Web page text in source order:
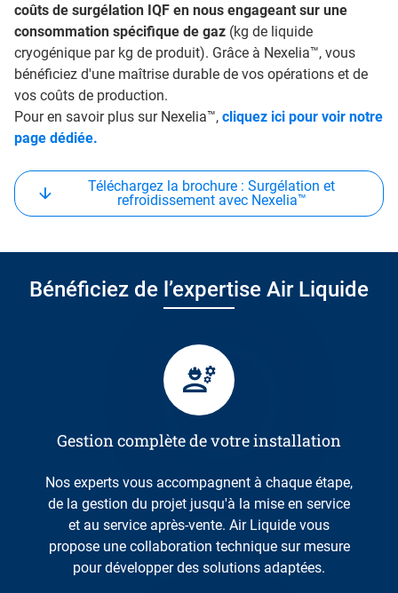
coûts de surgélation IQF en nous engageant sur une
consommation spécifique de gaz (kg de liquide
cryogénique par kg de produit). Grâce à Nexelia™, vous
bénéficiez d'une maîtrise durable de vos opérations et de
vos coûts de production.
Pour en savoir plus sur Nexelia™, cliquez ici pour voir notre
page dédiée.
Téléchargez la brochure : Surgélation et
refroidissement avec Nexelia™
Bénéficiez de l’expertise Air Liquide
Gestion complète de votre installation
Nos experts vous accompagnent à chaque étape,
de la gestion du projet jusqu'à la mise en service
et au service après-vente. Air Liquide vous
propose une collaboration technique sur mesure
pour développer des solutions adaptées.